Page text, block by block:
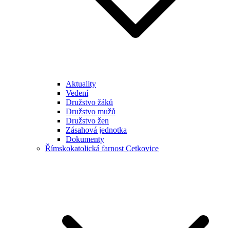
Aktuality
Vedení
Družstvo žáků
Družstvo mužů
Družstvo žen
Zásahová jednotka
Dokumenty
Římskokatolická farnost Cetkovice